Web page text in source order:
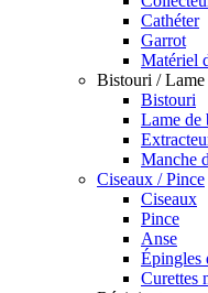
Cathéter
Garrot
Matériel
Bistouri / Lame
Bistouri
Lame de
Manche
Ciseaux / Pince
Ciseaux
Pince
Anse
Épingles
Curettes